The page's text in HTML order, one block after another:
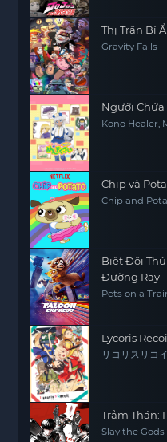
Thị Trấn Bí
Gravity Falls
Người Chữa
Kono Healer,
Chip và
Chip and
Biệt Đội Thú
Đường Ray
Pets on a
Lycoris
リコリスリコ
Trảm Thần:
Slay the Gods